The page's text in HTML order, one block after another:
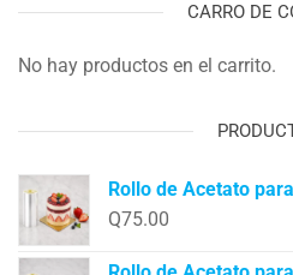
CARRO DE
No hay productos en el carrito.
Rollo de Acetato
Q75.00